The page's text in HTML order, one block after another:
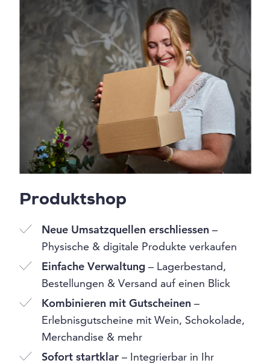
Produktshop
Neue Umsatzquellen erschliessen –
Physische & digitale Produkte verkaufen
Einfache Verwaltung – Lagerbestand,
Bestellungen & Versand auf einen Blick
Kombinieren mit Gutscheinen –
Erlebnisgutscheine mit Wein, Schokolade,
Merchandise & mehr
Sofort startklar – Integrierbar in Ihr